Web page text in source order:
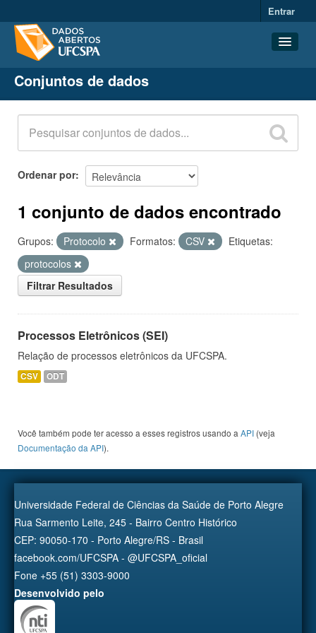
Entrar
Conjuntos de dados
Organizações
Grupos
Sobre
Conjuntos de dados
Ordenar por
1 conjunto de dados encontrado
Grupos: Protocolo Formatos: CSV
Etiquetas:
protocolos
Filtrar Resultados
Processos Eletrônicos (SEI)
Relação de processos eletrônicos da UFCSPA.
CSV ODT
Você também pode ter acesso a esses registros usando a API (veja
Documentação da API).
Universidade Federal de Ciências da Saúde de Porto Alegre
Rua Sarmento Leite, 245 - Bairro Centro Histórico
CEP: 90050-170 - Porto Alegre/RS - Brasil
facebook.com/UFCSPA - @UFCSPA_oficial
Fone +55 (51) 3303-9000
Desenvolvido pelo